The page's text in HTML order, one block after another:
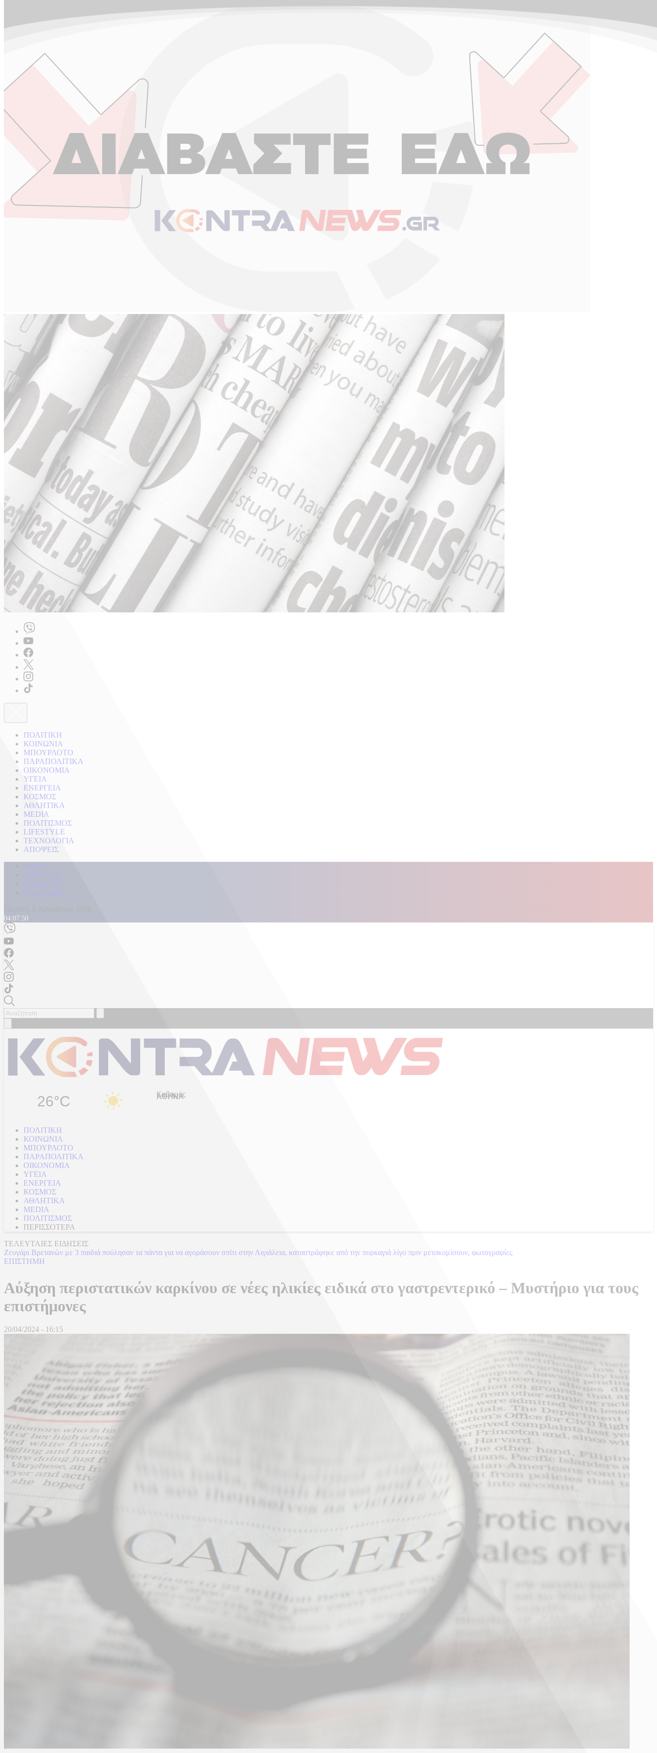
ΠΟΛΙΤΙΚΗ
ΚΟΙΝΩΝΙΑ
ΜΠΟΥΡΛΟΤΟ
ΠΑΡΑΠΟΛΙΤΙΚΑ
ΟΙΚΟΝΟΜΙΑ
ΥΓΕΙΑ
ΕΝΕΡΓΕΙΑ
ΚΟΣΜΟΣ
ΑΘΛΗΤΙΚΑ
MEDIA
ΠΟΛΙΤΙΣΜΟΣ
LIFESTYLE
ΤΕΧΝΟΛΟΓΙΑ
ΑΠΟΨΕΙΣ
Αρχική
Kontra Live
Καταγγελίες
Επικοινωνία
04:07:52
26°C Καθαρός
ΠΟΛΙΤΙΚΗ
ΚΟΙΝΩΝΙΑ
ΜΠΟΥΡΛΟΤΟ
ΠΑΡΑΠΟΛΙΤΙΚΑ
ΟΙΚΟΝΟΜΙΑ
ΥΓΕΙΑ
ΕΝΕΡΓΕΙΑ
ΚΟΣΜΟΣ
ΑΘΛΗΤΙΚΑ
MEDIA
ΠΟΛΙΤΙΣΜΟΣ
ΠΕΡΙΣΣΟΤΕΡΑ
ΤΕΛΕΥΤΑΙΕΣ ΕΙΔΗΣΕΙΣ
Ζευγάρι Βρετανών με 3 παιδιά πούλησαν τα πάντα για να αγοράσουν σπίτι στην Αιγιάλεια, καταστράφηκε από την πυρκαγιά λίγο πριν μετακομίσουν, φωτογραφίες
ΕΠΙΣΤΗΜΗ
Αύξηση περιστατικών καρκίνου σε νέες ηλικίες ειδικά στο γαστρεντερικό – Μυστήριο για τους
επιστήμονες
20/04/2024 - 16:15